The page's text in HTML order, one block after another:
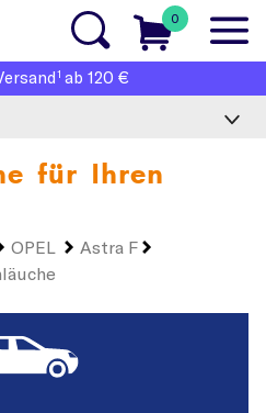
0
1 ab 120 €
für Ihren
OPEL
Astra F